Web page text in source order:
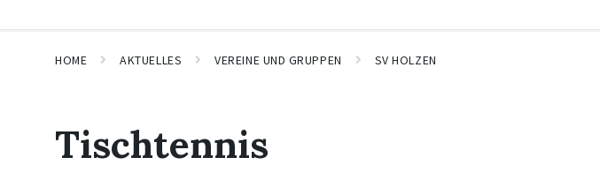
HOME AKTUELLES VEREINE UND GRUPPEN SV HOLZEN
Tischtennis